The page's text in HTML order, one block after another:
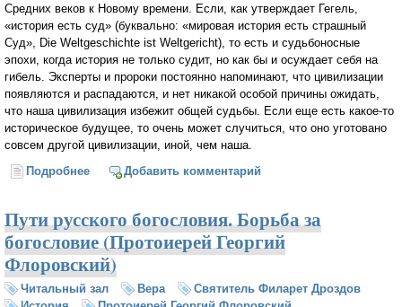
Средних веков к Новому времени. Если, как утверждает Гегель,
«история есть суд» (буквально: «мировая история есть страшный
Суд», Die Weltgeschichte ist Weltgericht), то есть и судьбоносные
эпохи, когда история не только судит, но как бы и осуждает себя на
гибель. Эксперты и пророки постоянно напоминают, что цивилизации
появляются и распадаются, и нет никакой особой причины ожидать,
что наша цивилизация избежит общей судьбы. Если еще есть какое-то
историческое будущее, то очень может случиться, что оно уготовано
совсем другой цивилизации, иной, чем наша.
Подробнее о Вера и культура (Протоиерей Георгий Флоровский)
Добавить комментарий
Пути русского богословия. Борьба за
богословие (Протоиерей Георгий
Флоровский)
Читальный зал Вера
Святитель Филарет Дроздов